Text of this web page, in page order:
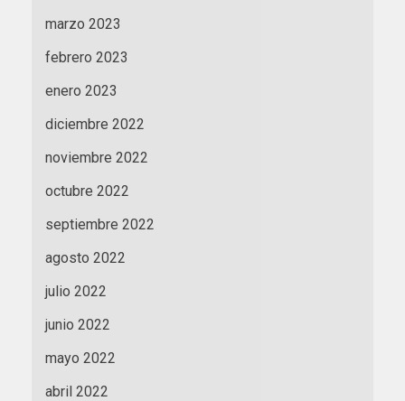
marzo 2023
febrero 2023
enero 2023
diciembre 2022
noviembre 2022
octubre 2022
septiembre 2022
agosto 2022
julio 2022
junio 2022
mayo 2022
abril 2022